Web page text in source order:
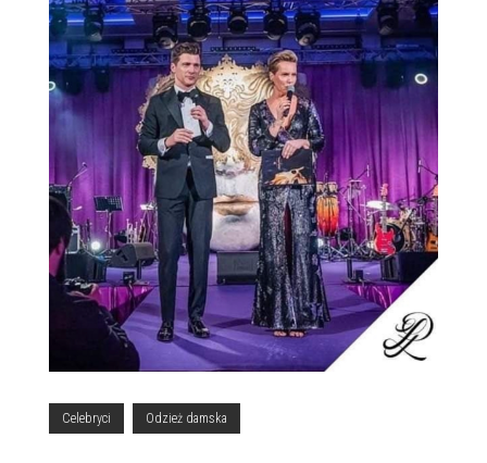
Celebryci Odzież damska